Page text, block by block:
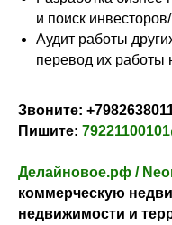
и поиск
Аудит работы
перевод их работы
Звоните:
Пишите:
Делайновое.рф /
коммерческую
недвижимости и